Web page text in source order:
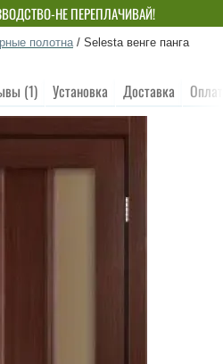
НЕ ПЕРЕПЛАЧИВАЙ!
полотна / Selesta венге панга
(1) Установка Доставка